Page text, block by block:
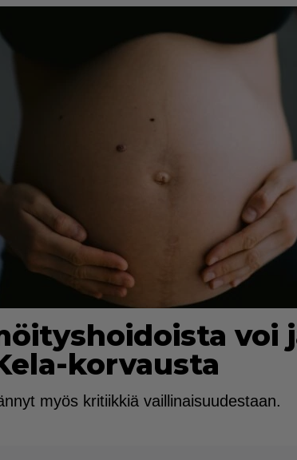
voi
korvausta
myös kritiikkiä vaillinaisuudestaan.